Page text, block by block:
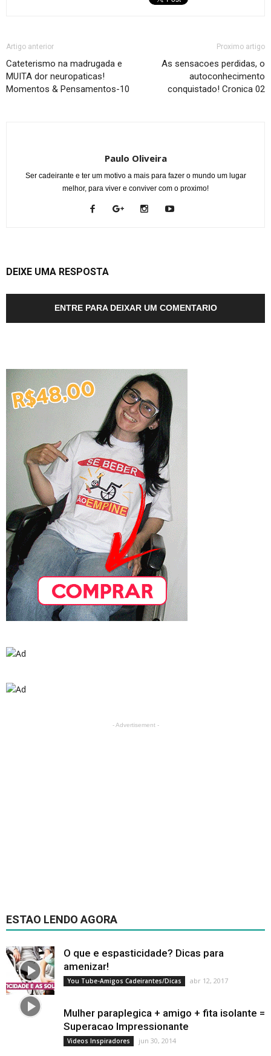
Artigo anterior
Cateterismo na madrugada e
MUITA dor neuropaticas!
Momentos & Pensamentos-10
Proximo artigo
As sensacoes perdidas, o
autoconhecimento
conquistado! Cronica 02
Paulo Oliveira
Ser cadeirante e ter um motivo a mais para fazer o mundo um lugar
melhor, para viver e conviver com o proximo!
DEIXE UMA RESPOSTA
ENTRE PARA DEIXAR UM COMENTARIO
- Advertisement -
ESTAO LENDO AGORA
O que e espasticidade? Dicas para
amenizar!
You Tube-Amigos Cadeirantes/Dicas abr 12, 2017
Mulher paraplegica + amigo + fita isolante =
Superacao Impressionante
Videos Inspiradores jun 30, 2014